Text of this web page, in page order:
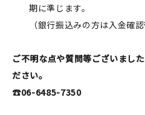
期に準じます。
（銀行振込みの方は入金確認
ご不明な点や質問等ございまし
ださい。
☎06-6485-7350